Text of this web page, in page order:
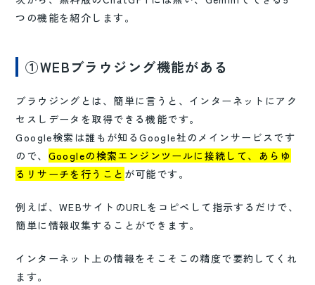
つの機能を紹介します。
①WEBブラウジング機能がある
ブラウジングとは、簡単に言うと、インターネットにアク
セスしデータを取得できる機能です。
Google検索は誰もが知るGoogle社のメインサービスです
ので、 Googleの検索エンジンツールに接続して、あらゆ
るリサーチを行うこと が可能です。
例えば、WEBサイトのURLをコピペして指示するだけで、
簡単に情報収集することができます。
インターネット上の情報をそこそこの精度で要約してくれ
ます。